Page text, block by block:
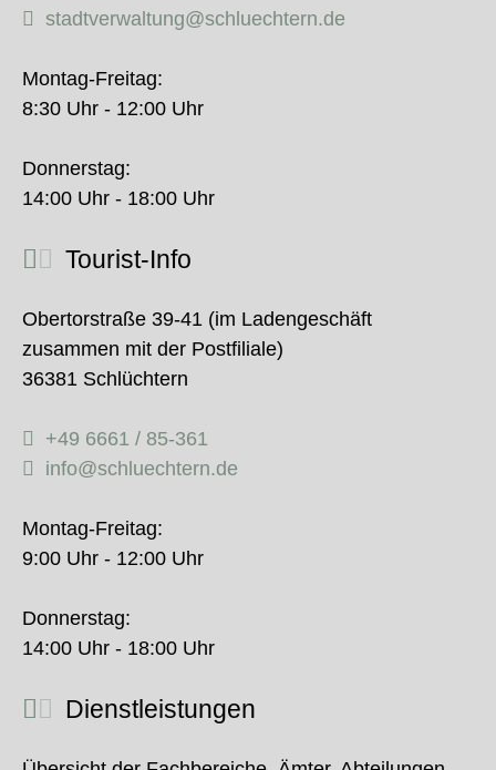
stadtverwaltung@schluechtern.de
Montag-Freitag:
8:30 Uhr - 12:00 Uhr
Donnerstag:
14:00 Uhr - 18:00 Uhr
Tourist-Info
Obertorstraße 39-41 (im Ladengeschäft
zusammen mit der Postfiliale)
36381 Schlüchtern
+49 6661 / 85-361
info@schluechtern.de
Montag-Freitag:
9:00 Uhr - 12:00 Uhr
Donnerstag:
14:00 Uhr - 18:00 Uhr
Dienstleistungen